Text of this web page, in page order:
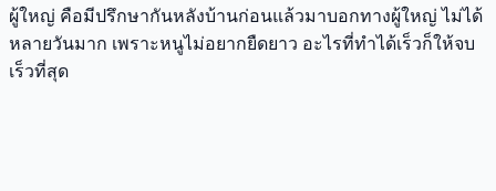
ผู้ใหญ่ คือมีปรึกษากันหลังบ้านก่อนแล้วมาบอกทางผู้ใหญ่ ไม่ได้
หลายวันมาก เพราะหนูไม่อยากยืดยาว อะไรที่ทำได้เร็วก็ให้จบ
เร็วที่สุด